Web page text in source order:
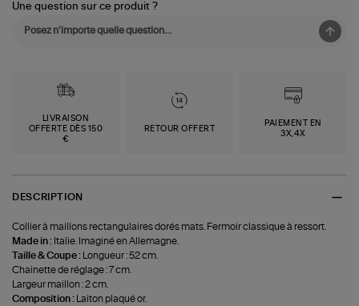
Une question sur ce produit ?
LIVRAISON
OFFERTE DÈS 150
€
RETOUR OFFERT
PAIEMENT EN
3X,4X
DESCRIPTION
Collier à maillons rectangulaires dorés mats. Fermoir classique à ressort.
Made in : Italie. Imaginé en Allemagne.
Taille & Coupe :
Longueur : 52 cm.
Chainette de réglage : 7 cm.
Largeur maillon : 2 cm.
Composition :
Laiton plaqué or.